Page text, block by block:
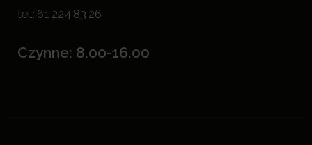
tel.: 61 224 83 26
Czynne: 8.00-16.00